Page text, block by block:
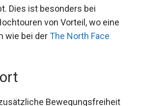
Dies ist besonders bei
von Vorteil, wo eine
wie bei derThe North Face
Bewegungsfreiheit